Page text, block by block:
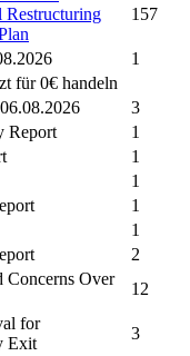
Restructuring
157
1
für 0€ handeln
3
Report
1
1
1
1
1
2
Concerns Over
12
for
Exit
3